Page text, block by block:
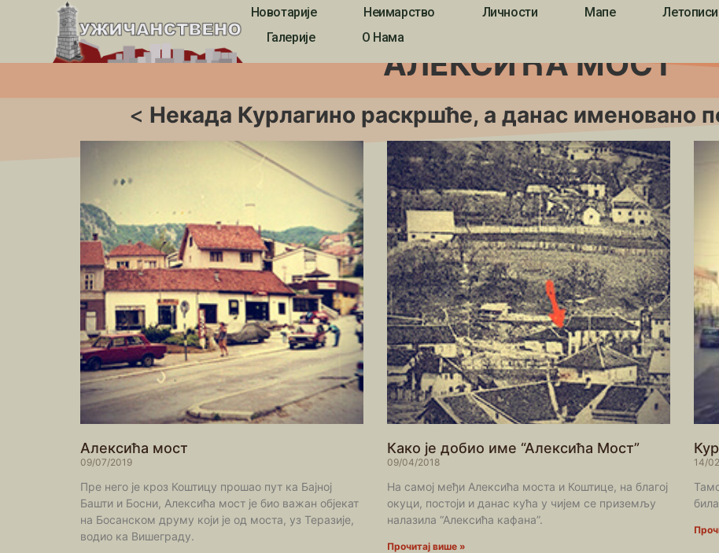
Новотарије Неимарство Личности Мапе Летописи
Галерије
О Нама
Почетна» Мапе»Ужице»Алексића мост
АЛЕКСИЋА МОСТ
< Некада Курлагино раскршће, а данас именовано
Алексића мост
09/07/2019
Пре него је кроз Коштицу прошао пут ка Бајној
Башти и Босни, Алексића мост је био важан објекат
на Босанском друму који је од моста, уз Теразије,
водио ка Вишеграду.
Како је добио име “Алексића Мост”
09/04/2018
На самој међи Алексића моста и Коштице, на благој
окуци, постоји и данас кућа у чијем се приземљу
налазила “Алексића кафана”.
Прочитај више »
14/